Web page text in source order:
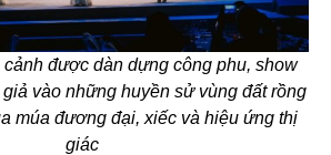
được dàn dựng công phu, show
vào những huyền sử vùng đất rồng
múa đương đại, xiếc và hiệu ứng thị
giác